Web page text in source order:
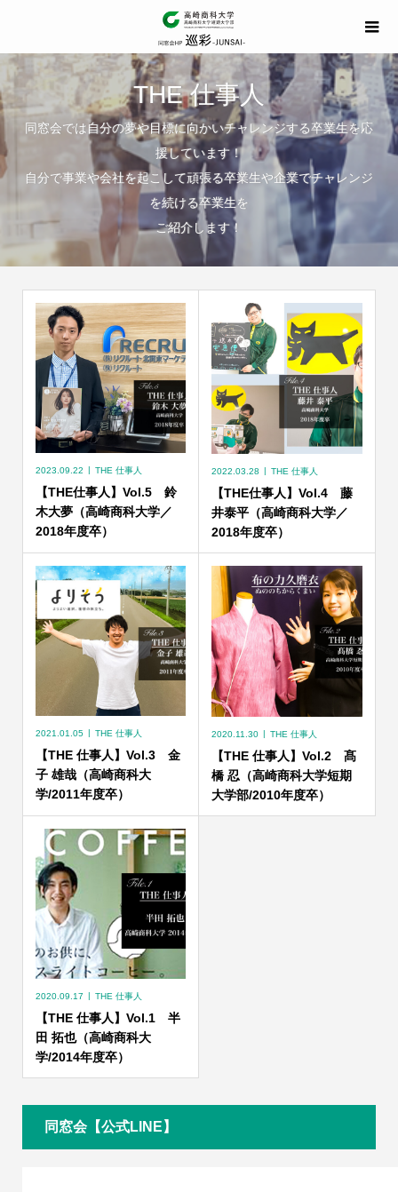
THE 仕事人
同窓会では自分の夢や目標に向かいチャレンジする卒業生を応
援しています！
自分で事業や会社を起こして頑張る卒業生や企業でチャレンジ
を続ける卒業生を
ご紹介します！
2023.09.22 THE 仕事人
【THE仕事人】Vol.5 鈴
木大夢（高崎商科大学／
2018年度卒）
2022.03.28 THE 仕事人
【THE仕事人】Vol.4 藤
井泰平（高崎商科大学／
2018年度卒）
2021.01.05 THE 仕事人
【THE 仕事人】Vol.3 金
子 雄哉（高崎商科大
学/2011年度卒）
2020.11.30 THE 仕事人
【THE 仕事人】Vol.2 髙
橋 忍（高崎商科大学短期
大学部/2010年度卒）
2020.09.17 THE 仕事人
【THE 仕事人】Vol.1 半
田 拓也（高崎商科大
学/2014年度卒）
同窓会【公式LINE】